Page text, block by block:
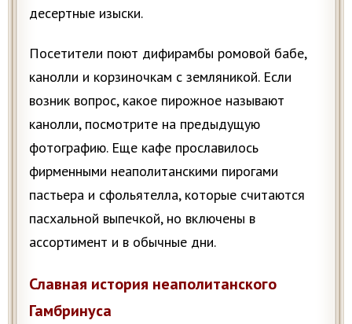
десертные изыски.
Посетители поют дифирамбы ромовой бабе,
канолли и корзиночкам с земляникой. Если
возник вопрос, какое пирожное называют
канолли, посмотрите на предыдущую
фотографию. Еще кафе прославилось
фирменными неаполитанскими пирогами
пастьера и сфольятелла, которые считаются
пасхальной выпечкой, но включены в
ассортимент и в обычные дни.
Славная история неаполитанского
Гамбринуса